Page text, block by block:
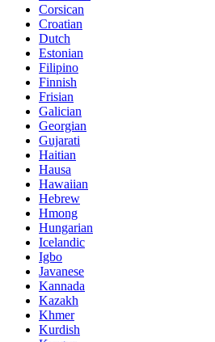
Corsican
Croatian
Dutch
Estonian
Filipino
Finnish
Frisian
Galician
Georgian
Gujarati
Haitian
Hausa
Hawaiian
Hebrew
Hmong
Hungarian
Icelandic
Igbo
Javanese
Kannada
Kazakh
Khmer
Kurdish